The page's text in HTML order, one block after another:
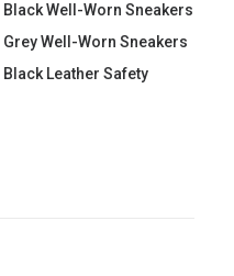
Black Well-Worn Sneakers
Grey Well-Worn Sneakers
Black Leather Safety